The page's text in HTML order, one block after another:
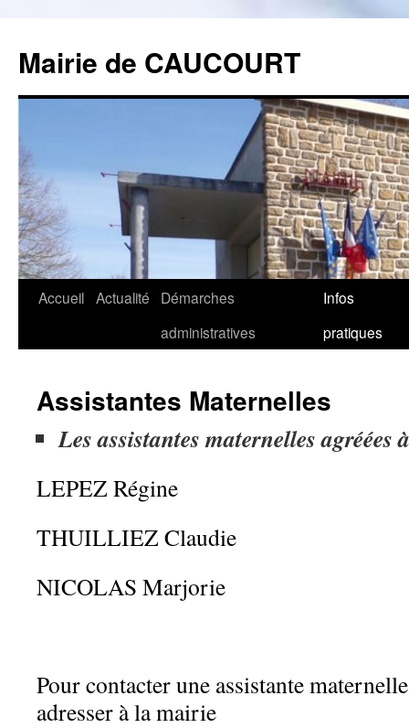
Mairie de CAUCOURT
Aller
Accueil Actualité
Démarches
administratives
Infos
pratiques
Assistantes Maternelles
Les assistantes maternelles
LEPEZ Régine
THUILLIEZ Claudie
NICOLAS Marjorie
Pour contacter une assistante
adresser à la mairie